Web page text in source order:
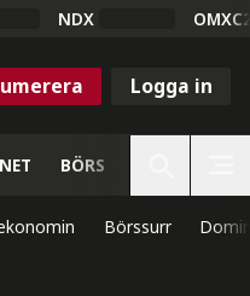
NDX
Logga in
BÖRS
Börssurr